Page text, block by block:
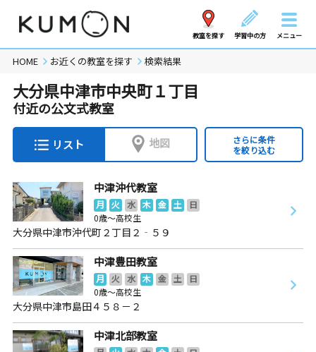
教室を探す 学習中の方 メニュー
HOME お近くの教室を探す 検索結果
大分県中津市中央町１丁目
付近の公文式教室
リスト 地図
さらに条件
を絞り込む
中津沖代教室
月 火 水 木 金 土
日
0歳～高校生
大分県中津市沖代町２丁目２‐５９
中津豊田教室
月 火 水 木 金 土
日
0歳～高校生
大分県中津市島田４５８－２
中津北部教室